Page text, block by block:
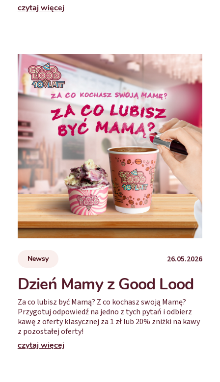
czytaj więcej
Newsy 26.05.2026
Dzień Mamy z Good Lood
Za co lubisz być Mamą? Z co kochasz swoją Mamę?
Przygotuj odpowiedź na jedno z tych pytań i odbierz
kawę z oferty klasycznej za 1 zł lub 20% zniżki na kawy
z pozostałej oferty!
czytaj więcej